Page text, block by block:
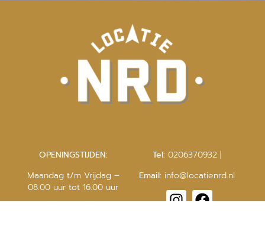
OPENINGSTIJDEN:
Maandag t/m Vrijdag –
08.00 uur tot 16.00 uur
Tel: 0206370932 |
Email: info@locatienrd.nl